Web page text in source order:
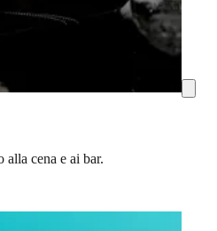
alla cena e ai bar.